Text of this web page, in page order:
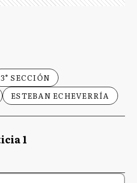
3° SECCIÓN
ESTEBAN ECHEVERRÍA
1